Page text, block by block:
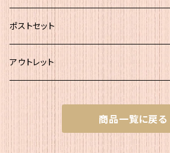
その他
ポストセット
★初回お試し!!
ｾｯﾄＡ（かつお大袋）
ｾｯﾄB（簡易包装）
アウトレット
商品一覧に戻る